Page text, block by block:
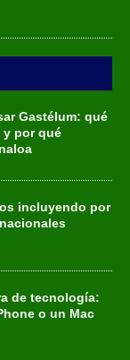
Gastélum: qué
y por qué
incluyendo por
de tecnología:
o un Mac